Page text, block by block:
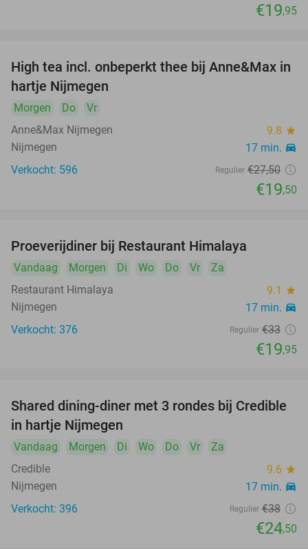
food
food
food
food
food
€19,95
29%
High tea incl. onbeperkt thee bij Anne&Max in
hartje Nijmegen
Morgen Do
Vr
Anne&Max Nijmegen
9.8 star
Nijmegen 17 min. directions_car
Verkocht: 596 Regulier €27,50
€19,50
Proeverijdiner bij Restaurant Himalaya
Vandaag Morgen Di Wo Do Vr
Za
Restaurant Himalaya
9.1 star
Nijmegen 17 min. directions_car
Verkocht: 376 Regulier €33
€19,95
36%
Shared dining-diner met 3 rondes bij Credible
in hartje Nijmegen
Vandaag Morgen Di Wo Do Vr
Za
Credible
9.6 star
Nijmegen 17 min. directions_car
Verkocht: 396 Regulier €38
€24,50